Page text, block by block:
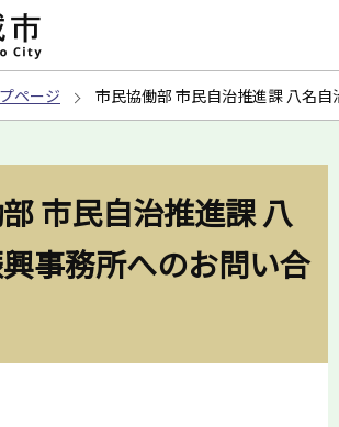
ページ 市民協働部 市民自治推進課 八名
市民自治推進課 八
事務所へのお問い合